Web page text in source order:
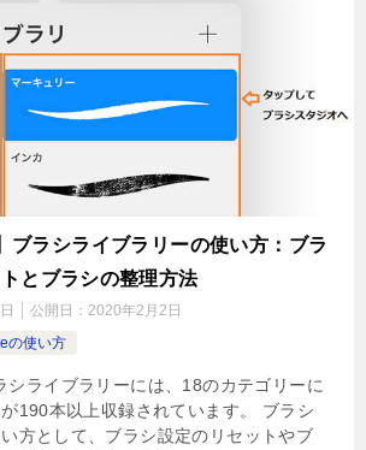
ブラシライブラリーの使い方：ブラ
とブラシの整理方法
公開日： 2020年2月2日
の使い方
ライブラリーには、18のカテゴリーに
190本以上収録されています。 ブラシ
方として、ブラシ設定のリセットやブ